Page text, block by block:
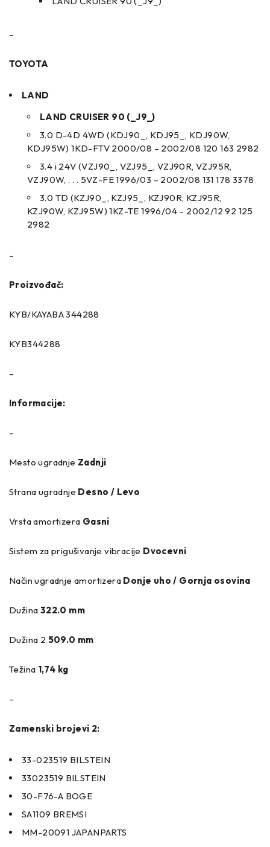
–
TOYOTA
LAND
LAND CRUISER 90 (_J9_)
3.0 D-4D 4WD (KDJ90_, KDJ95_, KDJ90W,
KDJ95W) 1KD-FTV 2000/08 – 2002/08 120 163 2982
3.4 i 24V (VZJ90_, VZJ95_, VZJ90R, VZJ95R,
VZJ90W, . . . 5VZ-FE 1996/03 – 2002/08 131 178 3378
3.0 TD (KZJ90_, KZJ95_, KZJ90R, KZJ95R,
KZJ90W, KZJ95W) 1KZ-TE 1996/04 – 2002/12 92 125
2982
–
Proizvođač:
KYB/KAYABA 344288
KYB344288
–
Informacije:
–
Mesto ugradnje Zadnji
Strana ugradnje Desno / Levo
Vrsta amortizera Gasni
Sistem za prigušivanje vibracije Dvocevni
Način ugradnje amortizera Donje uho / Gornja osovina
Dužina 322.0 mm
Dužina 2 509.0 mm
Težina 1,74 kg
–
Zamenski brojevi 2:
33-023519 BILSTEIN
33023519 BILSTEIN
30-F76-A BOGE
SA1109 BREMSI
MM-20091 JAPANPARTS